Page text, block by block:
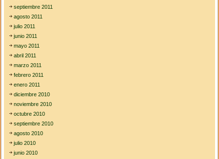
septiembre 2011
agosto 2011
julio 2011
junio 2011
mayo 2011
abril 2011
marzo 2011
febrero 2011
enero 2011
diciembre 2010
noviembre 2010
octubre 2010
septiembre 2010
agosto 2010
julio 2010
junio 2010